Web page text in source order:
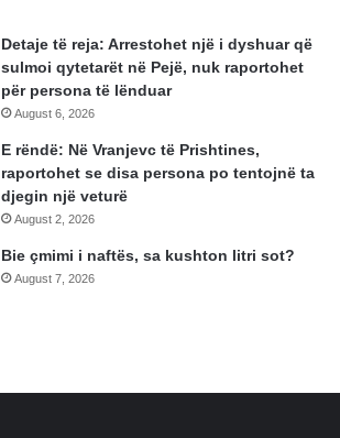
Detaje të reja: Arrestohet një i dyshuar që
sulmoi qytetarët në Pejë, nuk raportohet
për persona të lënduar
August 6, 2026
E rëndë: Në Vranjevc të Prishtines,
raportohet se disa persona po tentojnë ta
djegin një veturë
August 2, 2026
Bie çmimi i naftës, sa kushton litri sot?
August 7, 2026